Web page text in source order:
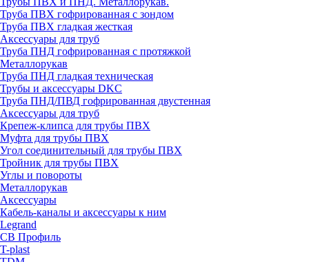
Труба ПВХ гофрированная с зондом
Труба ПВХ гладкая жесткая
Аксессуары для труб
Труба ПНД гофрированная с протяжкой
Металлорукав
Труба ПНД гладкая техническая
Трубы и аксессуары DKC
Труба ПНД/ПВД гофрированная двустенная
Аксессуары для труб
Крепеж-клипса для трубы ПВХ
Муфта для трубы ПВХ
Угол соединительный для трубы ПВХ
Тройник для трубы ПВХ
Углы и повороты
Металлорукав
Аксессуары
Кабель-каналы и аксессуары к ним
Legrand
СВ Профиль
T-plast